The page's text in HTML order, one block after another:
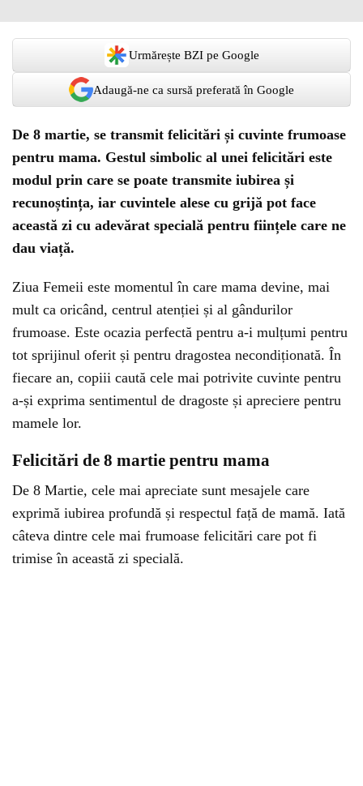
Urmărește BZI pe Google
Adaugă-ne ca sursă preferată în Google
De 8 martie, se transmit felicitări și cuvinte frumoase
pentru mama. Gestul simbolic al unei felicitări este
modul prin care se poate transmite iubirea și
recunoștința, iar cuvintele alese cu grijă pot face
această zi cu adevărat specială pentru ființele care ne
dau viață.
Ziua Femeii este momentul în care mama devine, mai
mult ca oricând, centrul atenției și al gândurilor
frumoase. Este ocazia perfectă pentru a-i mulțumi pentru
tot sprijinul oferit și pentru dragostea necondiționată. În
fiecare an, copiii caută cele mai potrivite cuvinte pentru
a-și exprima sentimentul de dragoste și apreciere pentru
mamele lor.
Felicitări de 8 martie pentru mama
De 8 Martie, cele mai apreciate sunt mesajele care
exprimă iubirea profundă și respectul față de mamă. Iată
câteva dintre cele mai frumoase felicitări care pot fi
trimise în această zi specială.